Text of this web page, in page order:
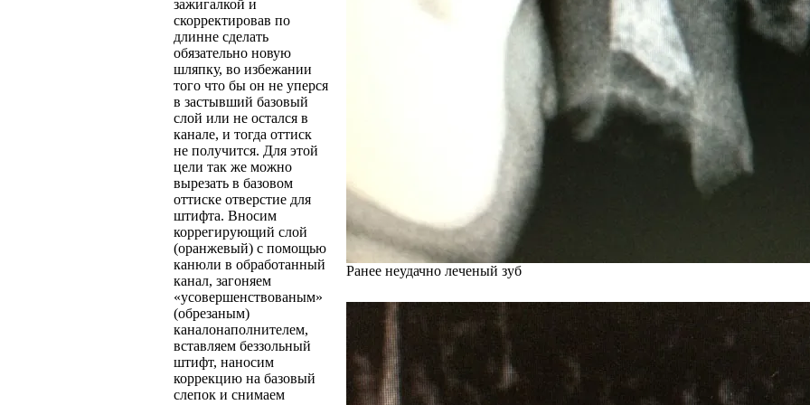
Ранее неудачно леченый зуб
зажигалкой и
скорректировав по
длинне сделать
обязательно новую
шляпку, во избежании
того что бы он не уперся
в застывший базовый
слой или не остался в
канале, и тогда оттиск
не получится. Для этой
цели так же можно
вырезать в базовом
оттиске отверстие для
штифта. Вносим
коррегирующий слой
(оранжевый) с помощью
канюли в обработанный
канал, загоняем
«усовершенствованым»
(обрезаным)
каналонаполнителем,
вставляем беззольный
штифт, наносим
коррекцию на базовый
слепок и снимаем